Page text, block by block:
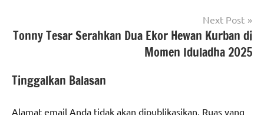
Next Post
Tonny Tesar Serahkan Dua Ekor Hewan Kurban di
Momen Iduladha 2025
Tinggalkan Balasan
Alamat email Anda tidak akan dipublikasikan. Ruas yang